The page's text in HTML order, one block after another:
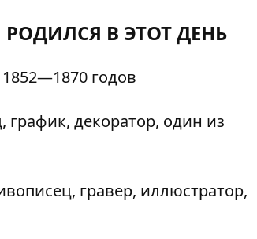
В ЭТОТ ДЕНЬ
годов
декоратор, один из
гравер, иллюстратор,